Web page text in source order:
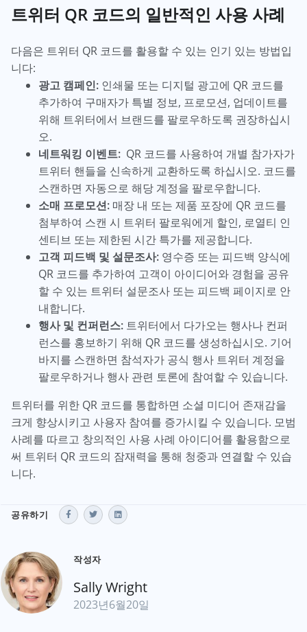
트위터 QR 코드의 일반적인 사용 사례
다음은 트위터 QR 코드를 활용할 수 있는 인기 있는 방법입
니다:
광고 캠페인: 인쇄물 또는 디지털 광고에 QR 코드를
추가하여 구매자가 특별 정보, 프로모션, 업데이트를
위해 트위터에서 브랜드를 팔로우하도록 권장하십시
오.
네트워킹 이벤트: QR 코드를 사용하여 개별 참가자가
트위터 핸들을 신속하게 교환하도록 하십시오. 코드를
스캔하면 자동으로 해당 계정을 팔로우합니다.
소매 프로모션: 매장 내 또는 제품 포장에 QR 코드를
첨부하여 스캔 시 트위터 팔로워에게 할인, 로열티 인
센티브 또는 제한된 시간 특가를 제공합니다.
고객 피드백 및 설문조사: 영수증 또는 피드백 양식에
QR 코드를 추가하여 고객이 아이디어와 경험을 공유
할 수 있는 트위터 설문조사 또는 피드백 페이지로 안
내합니다.
행사 및 컨퍼런스: 트위터에서 다가오는 행사나 컨퍼
런스를 홍보하기 위해 QR 코드를 생성하십시오. 기어
바지를 스캔하면 참석자가 공식 행사 트위터 계정을
팔로우하거나 행사 관련 토론에 참여할 수 있습니다.
트위터를 위한 QR 코드를 통합하면 소셜 미디어 존재감을
크게 향상시키고 사용자 참여를 증가시킬 수 있습니다. 모범
사례를 따르고 창의적인 사용 사례 아이디어를 활용함으로
써 트위터 QR 코드의 잠재력을 통해 청중과 연결할 수 있습
니다.
공유하기
작성자
Sally Wright
2023년6월20일